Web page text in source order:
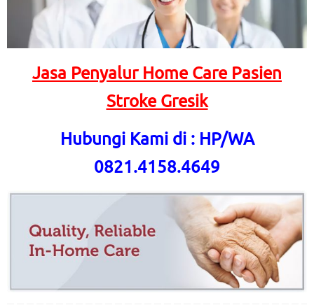
Jasa Penyalur Home Care Pasien
Stroke Gresik
Hubungi Kami di : HP/WA
0821.4158.4649